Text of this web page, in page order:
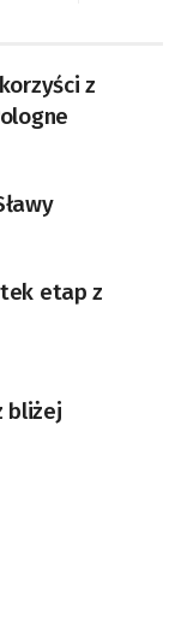
z
etap z
bliżej